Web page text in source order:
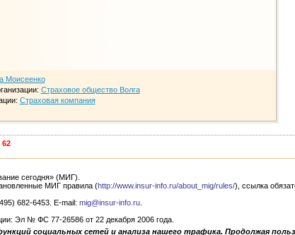
Моисеенко
Страховое общество Волга
Страховая компания
62
сегодня» (МИГ).
МИГ правила (http://www.insur-info.ru/about_mig/rules/), ссылка
682-6453. E-mail: mig@insur-info.ru
Эл № ФС 77-26586 от 22 декабря 2006 года.
социальных сетей и анализа нашего трафика. Продолжая